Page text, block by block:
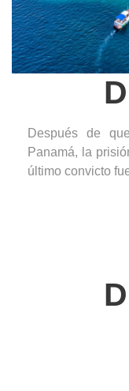
Después de
Panamá, la
último convicto